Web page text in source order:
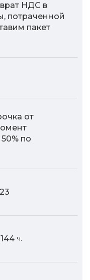
НДС в
потраченной
пакет
от
по
23
144 ч.